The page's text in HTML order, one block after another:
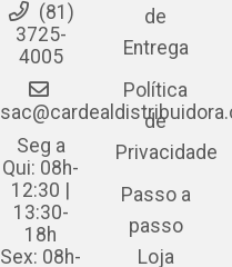
(81)
3725-
4005
Seg a
Qui: 08h-
12:30 |
13:30-
18h
Sex: 08h-
de
Entrega
Política
de
Privacidade
Passo a
passo
Loja